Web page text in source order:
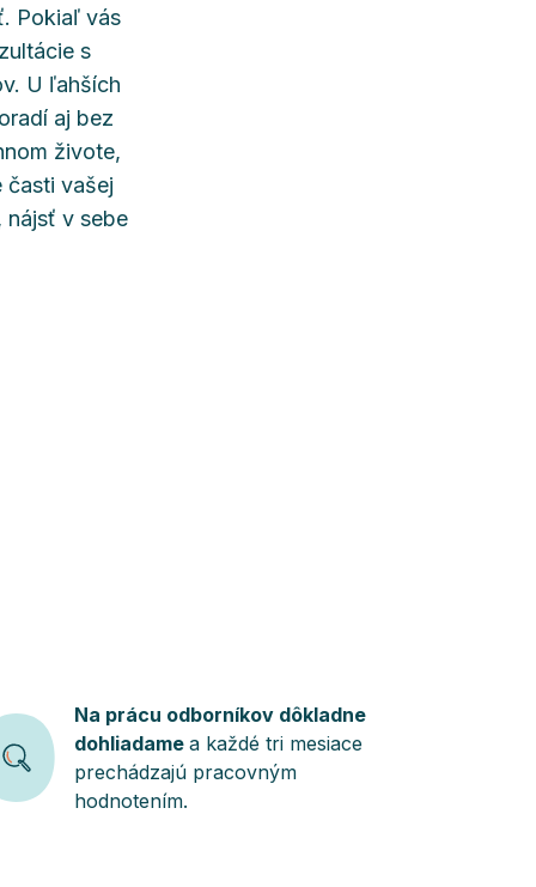
Pokiaľ vás
s
U ľahších
aj bez
živote,
časti vašej
nájsť v sebe
Na prácu odborníkov dôkladne
dohliadame a každé tri mesiace
prechádzajú pracovným
hodnotením.